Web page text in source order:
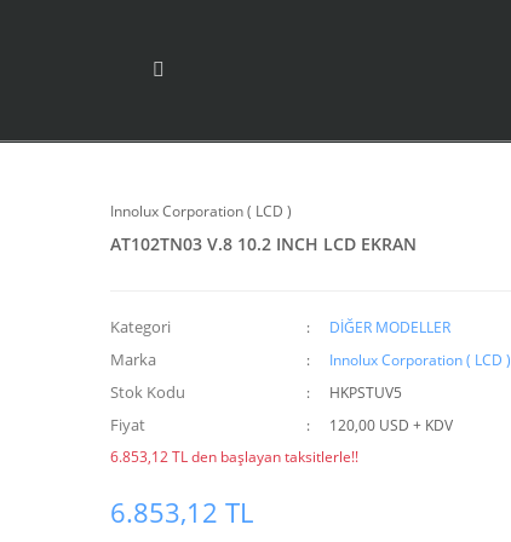
Innolux Corporation ( LCD )
AT102TN03 V.8 10.2 INCH LCD EKRAN
Kategori DİĞER MODELLER
Marka Innolux Corporation ( LCD )
Stok Kodu HKPSTUV5
Fiyat
120,00 USD + KDV
6.853,12 TL den başlayan taksitlerle!!
6.853,12 TL